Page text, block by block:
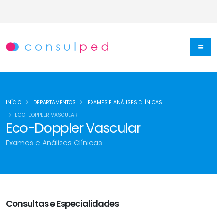
Eco-Doppler Vascular
Exames e Análises Clínicas
INÍCIO DEPARTAMENTOS
EXAMES E ANÁLISES CLÍNICAS
ECO-DOPPLER VASCULAR
Consultas e Especialidades